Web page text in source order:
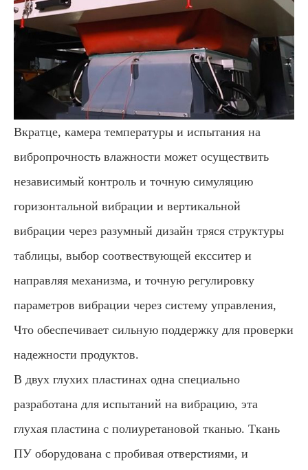
Вкратце, камера температуры и испытания на
вибропрочность влажности может осуществить
независимый контроль и точную симуляцию
горизонтальной вибрации и вертикальной
вибрации через разумный дизайн тряся структуры
таблицы, выбор соотвествующей ексситер и
направляя механизма, и точную регулировку
параметров вибрации через систему управления,
Что обеспечивает сильную поддержку для проверки
надежности продуктов.
В двух глухих пластинах одна специально
разработана для испытаний на вибрацию, эта
глухая пластина с полиуретановой тканью. Ткань
ПУ оборудована с пробивая отверстиями, и